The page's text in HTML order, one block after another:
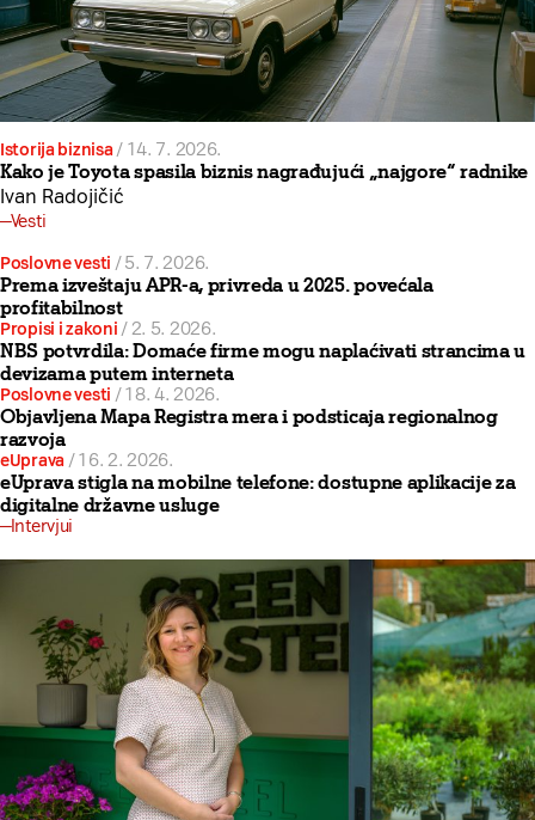
Istorija biznisa / 14. 7. 2026.
Kako je Toyota spasila biznis nagrađujući „najgore“ radnike
Ivan Radojičić
Vesti
Poslovne vesti /5. 7. 2026.
Prema izveštaju APR-a, privreda u 2025. povećala
profitabilnost
Propisi i zakoni /2. 5. 2026.
NBS potvrdila: Domaće firme mogu naplaćivati strancima u
devizama putem interneta
Poslovne vesti /18. 4. 2026.
Objavljena Mapa Registra mera i podsticaja regionalnog
razvoja
eUprava /16. 2. 2026.
eUprava stigla na mobilne telefone: dostupne aplikacije za
digitalne državne usluge
Intervjui